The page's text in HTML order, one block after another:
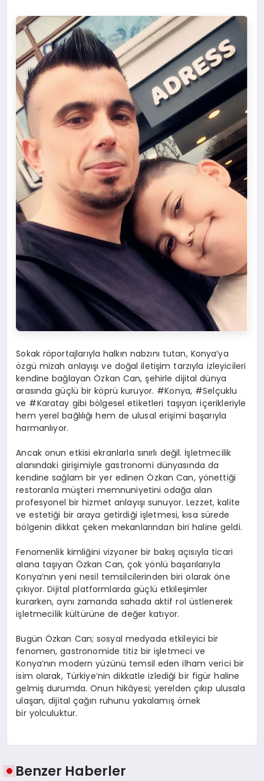
Sokak röportajlarıyla halkın nabzını tutan, Konya’ya
özgü mizah anlayışı ve doğal iletişim tarzıyla izleyicileri
kendine bağlayan Özkan Can, şehirle dijital dünya
arasında güçlü bir köprü kuruyor. #Konya, #Selçuklu
ve #Karatay gibi bölgesel etiketleri taşıyan içerikleriyle
hem yerel bağlılığı hem de ulusal erişimi başarıyla
harmanlıyor.
Ancak onun etkisi ekranlarla sınırlı değil. İşletmecilik
alanındaki girişimiyle gastronomi dünyasında da
kendine sağlam bir yer edinen Özkan Can, yönettiği
restoranla müşteri memnuniyetini odağa alan
profesyonel bir hizmet anlayışı sunuyor. Lezzet, kalite
ve estetiği bir araya getirdiği işletmesi, kısa sürede
bölgenin dikkat çeken mekanlarından biri haline geldi.
Fenomenlik kimliğini vizyoner bir bakış açısıyla ticari
alana taşıyan Özkan Can, çok yönlü başarılarıyla
Konya’nın yeni nesil temsilcilerinden biri olarak öne
çıkıyor. Dijital platformlarda güçlü etkileşimler
kurarken, aynı zamanda sahada aktif rol üstlenerek
işletmecilik kültürüne de değer katıyor.
Bugün Özkan Can; sosyal medyada etkileyici bir
fenomen, gastronomide titiz bir işletmeci ve
Konya’nın modern yüzünü temsil eden ilham verici bir
isim olarak, Türkiye’nin dikkatle izlediği bir figür haline
gelmiş durumda. Onun hikâyesi; yerelden çıkıp ulusala
ulaşan, dijital çağın ruhunu yakalamış örnek
bir yolculuktur.
Benzer Haberler